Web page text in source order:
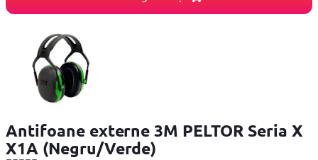
Antifoane externe 3M PELTOR Seria X
X1A (Negru/Verde)